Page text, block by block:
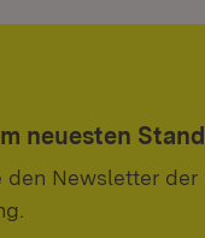
neuesten Stand
den Newsletter der